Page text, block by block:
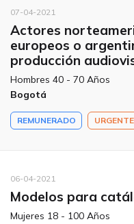
07-04-2021
Actores
europeos o
producción
Hombres 40 - 70 Años
Bogotá
REMUNERADO URGENTE
06-04-2021
Modelos para
Mujeres 18 - 100 Años